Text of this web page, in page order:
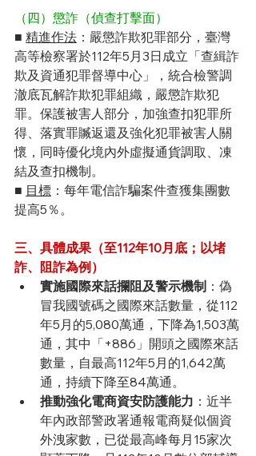
（四）懲詐（偵查打擊面）
■ 精進作法 ：嚴懲詐欺犯罪部分，臺灣
高等檢察署於112年5月3日成立「查緝詐
欺及資通犯罪督導中心」，統合檢警調
澈底瓦解詐欺犯罪組織，嚴懲詐欺犯
罪。保護被害人部分，加強查扣犯罪所
得、落實罪贓返還及強化犯罪被害人關
懷，同時優化境內外虛擬通貨調取、凍
結及查扣機制。
■ 目標 ：每年電信詐騙案件查獲集團數
提高5％。
三、具體成果（至112年10月底；以堵
詐、阻詐為例）
實施國際來話攔阻及警示機制 ：偽
冒我國號碼之國際來話數量，從112
年5月的5,080萬通，下降為1,503萬
通，其中「+886」開頭之國際來話
數量，自最高112年5月的1,642萬
通，持續下降至84萬通。
推動強化電商資安防護能力 ：近半
年內政部警政署通報電商疑似個資
外洩家數，已從最高峰每月15家次